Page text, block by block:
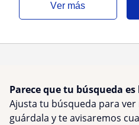
ver más
Parece que tu búsqueda
Ajusta tu búsqueda para
guárdala y te avisaremos